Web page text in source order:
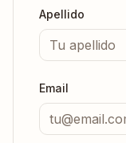
Apellido
Email